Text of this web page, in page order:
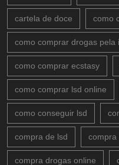
cartela de doce como
como comprar drogas pela
como comprar ecstasy
como comprar lsd online
como conseguir lsd
compra de lsd compra
compra drogas online